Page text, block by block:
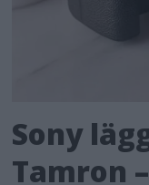
Sony
Tamron